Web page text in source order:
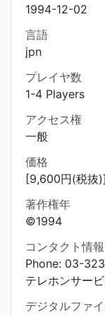
1994-12-02
言語
jpn
プレイヤ数
1-4 Players
アクセス権
一般
価格
[9,600円(税抜)]
著作権年
©1994
コンタクト情報
Phone: 03-
テレホンサー
デジタルファ